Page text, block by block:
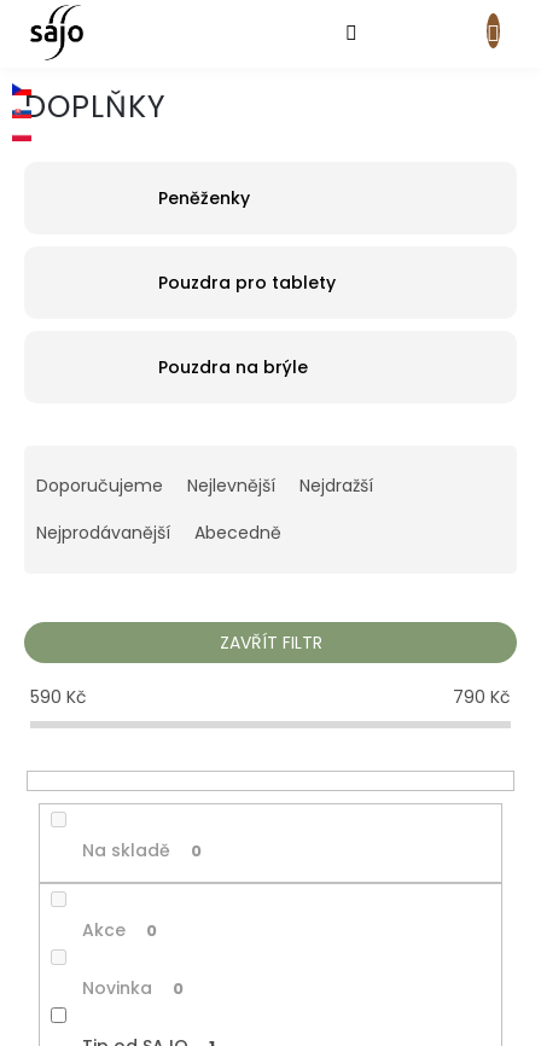
obsah
DOPLŇKY
Peněženky
Pouzdra pro tablety
Pouzdra na brýle
a
e
p
r
o
d
u
t
Doporučujeme Nejlevnější
Nejdražší
Nejprodávanější
Abecedně
ZAVŘÍT FILTR
590 Kč 790 Kč
Na skladě 0
Akce 0
Novinka 0